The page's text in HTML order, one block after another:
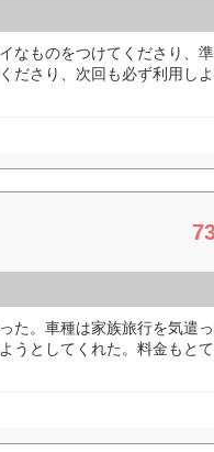
なものをつけてくださり、
ださり、次回も必ず利用し
た。車種は家族旅行を気遣
うとしてくれた。料金もと